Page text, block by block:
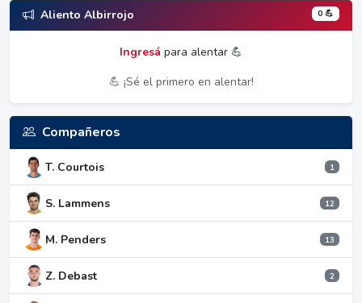
Aliento Albirrojo 0 💪
Ingresá para alentar 💪
💪 ¡Sé el primero en alentar!
Compañeros
T. Courtois 1
S. Lammens 12
M. Penders 13
Z. Debast 2